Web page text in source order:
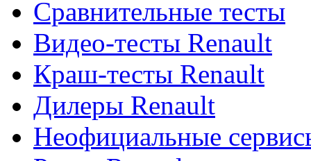
Сравнительные тесты
Видео-тесты Renault
Краш-тесты Renault
Дилеры Renault
Неофициальные